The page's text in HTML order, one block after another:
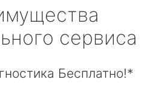
сервиса
Бесплатно!*